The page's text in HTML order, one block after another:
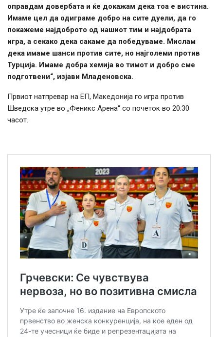
оправдам довербата и ќе докажам дека тоа е вистина.
Имаме цел да одиграме добро на сите дуели, да го
покажеме најдоброто од нашиот тим и најдобрата
игра, а секако дека сакаме да победуваме. Мислам
дека имаме шанси против сите, но најголеми против
Турција. Имаме добра хемија во тимот и добро сме
подготвени“, изјави Младеновска.
Првиот натпревар на ЕП, Македонија го игра против
Шведска утре во „Феникс Арена“ со почеток во 20:30
часот.